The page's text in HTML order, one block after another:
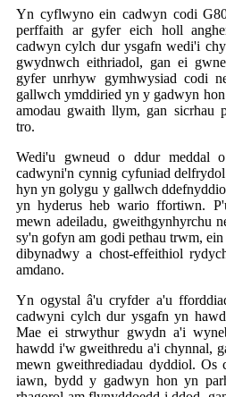
Yn cyflwyno ein cadwyn codi
perffaith ar gyfer eich holl
cadwyn cylch dur ysgafn wedi'i
gwydnwch eithriadol, gan ei
gyfer unrhyw gymhwysiad codi
gallwch ymddiried yn y gadwyn
amodau gwaith llym, gan sicrhau
tro.
Wedi'u gwneud o ddur meddal
cadwyni'n cynnig cyfuniad
hyn yn golygu y gallwch
yn hyderus heb wario ffortiwn.
mewn adeiladu, gweithgynhyrchu
sy'n gofyn am godi pethau trwm,
dibynadwy a chost-effeithiol
amdano.
Yn ogystal â'u cryfder a'u
cadwyni cylch dur ysgafn yn
Mae ei strwythur gwydn a'i
hawdd i'w gweithredu a'i chynnal,
mewn gweithrediadau dyddiol. Os
iawn, bydd y gadwyn hon yn